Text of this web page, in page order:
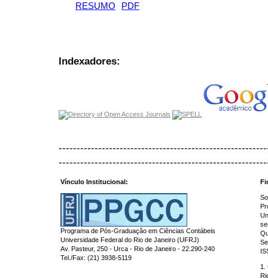
RESUMO PDF
Indexadores:
Vínculo Institucional:
Programa de Pós-Graduação em Ciências Contábeis
Universidade Federal do Rio de Janeiro (UFRJ)
Av. Pasteur, 250 - Urca - Rio de Janeiro - 22.290-240
Tel./Fax: (21) 3938-5119
1.